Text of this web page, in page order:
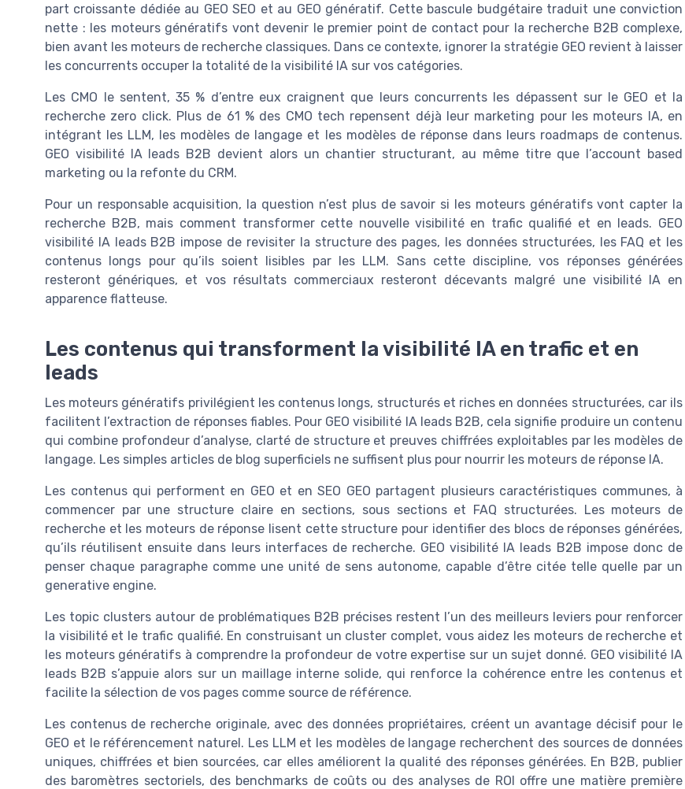
part croissante dédiée au GEO SEO et au GEO génératif. Cette bascule budgétaire traduit une conviction
nette : les moteurs génératifs vont devenir le premier point de contact pour la recherche B2B complexe,
bien avant les moteurs de recherche classiques. Dans ce contexte, ignorer la stratégie GEO revient à laisser
les concurrents occuper la totalité de la visibilité IA sur vos catégories.
Les CMO le sentent, 35 % d’entre eux craignent que leurs concurrents les dépassent sur le GEO et la
recherche zero click. Plus de 61 % des CMO tech repensent déjà leur marketing pour les moteurs IA, en
intégrant les LLM, les modèles de langage et les modèles de réponse dans leurs roadmaps de contenus.
GEO visibilité IA leads B2B devient alors un chantier structurant, au même titre que l’account based
marketing ou la refonte du CRM.
Pour un responsable acquisition, la question n’est plus de savoir si les moteurs génératifs vont capter la
recherche B2B, mais comment transformer cette nouvelle visibilité en trafic qualifié et en leads. GEO
visibilité IA leads B2B impose de revisiter la structure des pages, les données structurées, les FAQ et les
contenus longs pour qu’ils soient lisibles par les LLM. Sans cette discipline, vos réponses générées
resteront génériques, et vos résultats commerciaux resteront décevants malgré une visibilité IA en
apparence flatteuse.
Les contenus qui transforment la visibilité IA en trafic et en
leads
Les moteurs génératifs privilégient les contenus longs, structurés et riches en données structurées, car ils
facilitent l’extraction de réponses fiables. Pour GEO visibilité IA leads B2B, cela signifie produire un contenu
qui combine profondeur d’analyse, clarté de structure et preuves chiffrées exploitables par les modèles de
langage. Les simples articles de blog superficiels ne suffisent plus pour nourrir les moteurs de réponse IA.
Les contenus qui performent en GEO et en SEO GEO partagent plusieurs caractéristiques communes, à
commencer par une structure claire en sections, sous sections et FAQ structurées. Les moteurs de
recherche et les moteurs de réponse lisent cette structure pour identifier des blocs de réponses générées,
qu’ils réutilisent ensuite dans leurs interfaces de recherche. GEO visibilité IA leads B2B impose donc de
penser chaque paragraphe comme une unité de sens autonome, capable d’être citée telle quelle par un
generative engine.
Les topic clusters autour de problématiques B2B précises restent l’un des meilleurs leviers pour renforcer
la visibilité et le trafic qualifié. En construisant un cluster complet, vous aidez les moteurs de recherche et
les moteurs génératifs à comprendre la profondeur de votre expertise sur un sujet donné. GEO visibilité IA
leads B2B s’appuie alors sur un maillage interne solide, qui renforce la cohérence entre les contenus et
facilite la sélection de vos pages comme source de référence.
Les contenus de recherche originale, avec des données propriétaires, créent un avantage décisif pour le
GEO et le référencement naturel. Les LLM et les modèles de langage recherchent des sources de données
uniques, chiffrées et bien sourcées, car elles améliorent la qualité des réponses générées. En B2B, publier
des baromètres sectoriels, des benchmarks de coûts ou des analyses de ROI offre une matière première